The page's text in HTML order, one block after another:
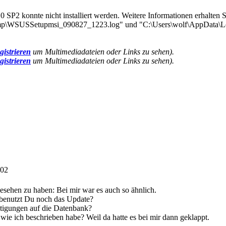
SP2 konnte nicht installiert werden. Weitere Informationen erhalten
und
um Multimediadateien oder Links zu sehen).
um Multimediadateien oder Links zu sehen).
zu haben: Bei mir war es auch so ähnlich.
Du noch das Update?
auf die Datenbank?
ich beschrieben habe? Weil da hatte es bei mir dann geklappt.